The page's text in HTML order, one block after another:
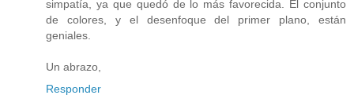
simpatía, ya que quedó de lo más favorecida. El conjunto
de colores, y el desenfoque del primer plano, están
geniales.
Un abrazo,
Responder